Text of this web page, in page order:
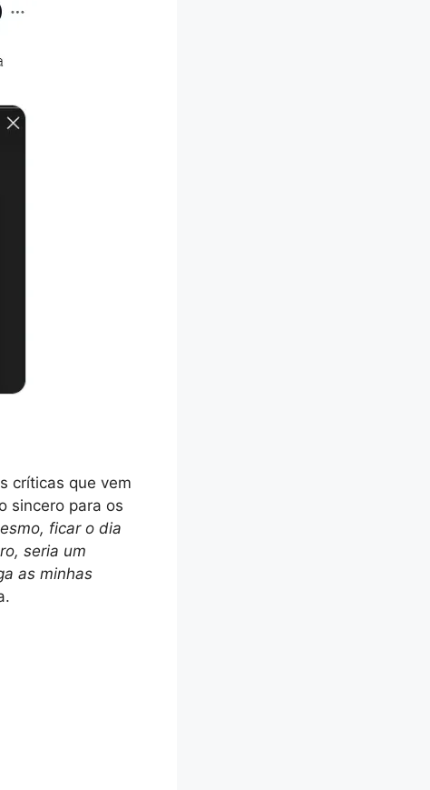
críticas que vem
sincero para os
ficar o dia
seria um
as minhas